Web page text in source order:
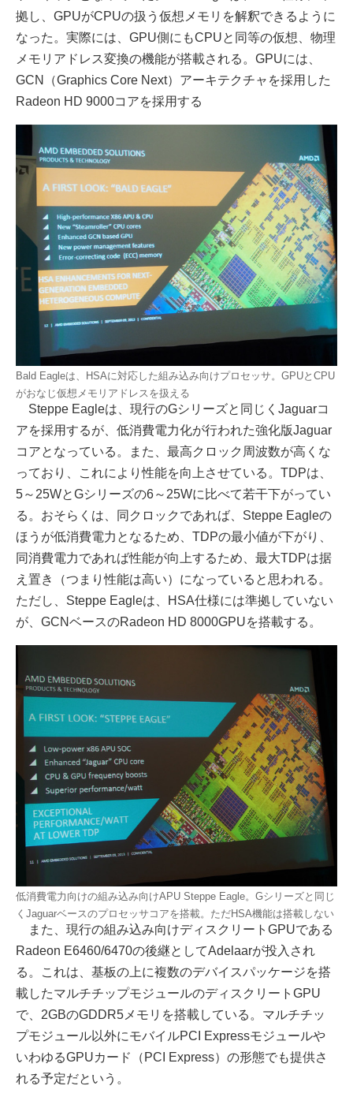
拠し、GPUがCPUの扱う仮想メモリを解釈できるように
なった。実際には、GPU側にもCPUと同等の仮想、物理
メモリアドレス変換の機能が搭載される。GPUには、
GCN（Graphics Core Next）アーキテクチャを採用した
Radeon HD 9000コアを採用する
Bald Eagleは、HSAに対応した組み込み向けプロセッサ。GPUとCPU
がおなじ仮想メモリアドレスを扱える
Steppe Eagleは、現行のGシリーズと同じくJaguarコ
アを採用するが、低消費電力化が行われた強化版Jaguar
コアとなっている。また、最高クロック周波数が高くな
っており、これにより性能を向上させている。TDPは、
5～25WとGシリーズの6～25Wに比べて若干下がってい
る。おそらくは、同クロックであれば、Steppe Eagleの
ほうが低消費電力となるため、TDPの最小値が下がり、
同消費電力であれば性能が向上するため、最大TDPは据
え置き（つまり性能は高い）になっていると思われる。
ただし、Steppe Eagleは、HSA仕様には準拠していない
が、GCNベースのRadeon HD 8000GPUを搭載する。
低消費電力向けの組み込み向けAPU Steppe Eagle。Gシリーズと同じ
くJaguarベースのプロセッサコアを搭載。ただHSA機能は搭載しない
また、現行の組み込み向けディスクリートGPUである
Radeon E6460/6470の後継としてAdelaarが投入され
る。これは、基板の上に複数のデバイスパッケージを搭
載したマルチチップモジュールのディスクリートGPU
で、2GBのGDDR5メモリを搭載している。マルチチッ
プモジュール以外にモバイルPCI Expressモジュールや
いわゆるGPUカード（PCI Express）の形態でも提供さ
れる予定だという。